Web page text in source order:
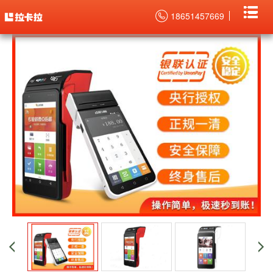
18651457669
当前位置： 开店宝智能POS机办理 >